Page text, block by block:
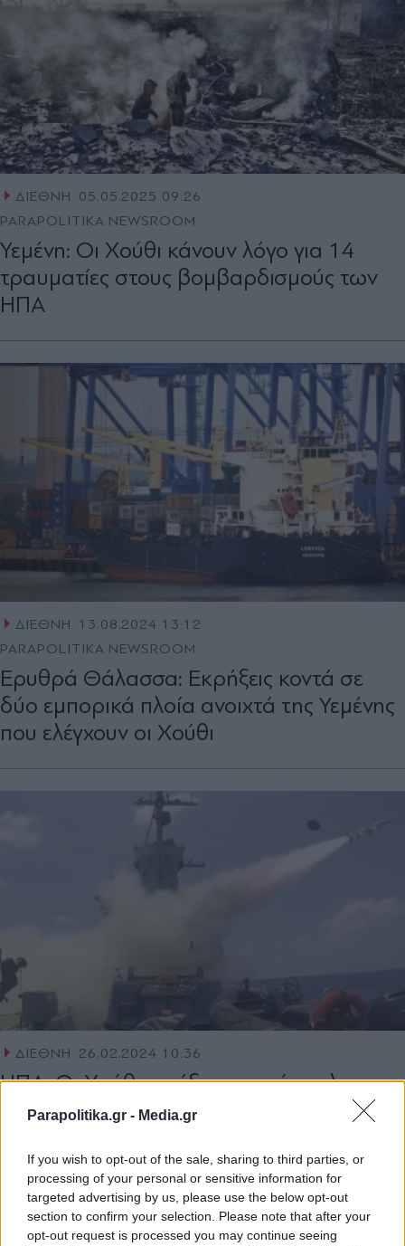
Parapolitika.gr - Media.gr
If you wish to opt-out of the sale, sharing to third parties, or
processing of your personal or sensitive information for
targeted advertising by us, please use the below opt-out
section to confirm your selection. Please note that after your
opt-out request is processed you may continue seeing
ΔΙΕΘΝΗ
05.05.2025 09:26
PARAPOLITIKA NEWSROOM
Υεμένη: Οι Χούθι κάνουν λόγο για 14
τραυματίες στους βομβαρδισμούς των
ΗΠΑ
ΔΙΕΘΝΗ
13.08.2024 13:12
PARAPOLITIKA NEWSROOM
Ερυθρά Θάλασσα: Εκρήξεις κοντά σε
δύο εμπορικά πλοία ανοιχτά της Υεμένης
που ελέγχουν οι Χούθι
ΔΙΕΘΝΗ 26.02.2024 10:36
ΗΠΑ: Oι Χούθι εκτόξευσαν πύραυλο
εναντίον αμερικανικού δεξαμενόπλοιου